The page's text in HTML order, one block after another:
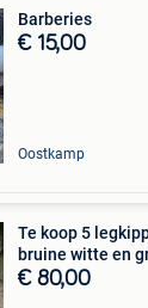
Barberies
€ 15,00
Oostkamp
Te koop 5
bruine witte en
€ 80,00